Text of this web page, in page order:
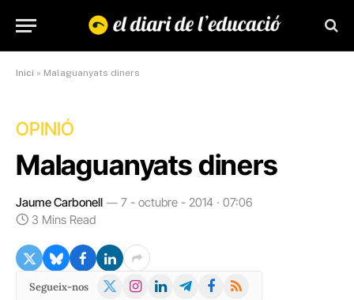
Inici » Malaguanyats diners
OPINIÓ
Malaguanyats diners
Jaume Carbonell
7 - octubre - 2014 · 07:06
3 Mins Read
Segueix-nos
X
Instagram
LinkedInTelegramFacebook
RSS